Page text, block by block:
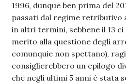
1996, dunque ben prima del
passati dal regime retributivo
in altri termini, sebbene il 13
merito alla questione degli
comunquie non spettano),
consiglierebbero un epilogo
che negli ultimi 5 anni è stata